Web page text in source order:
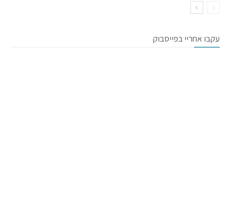
עקבו אחריי בפייסבוק